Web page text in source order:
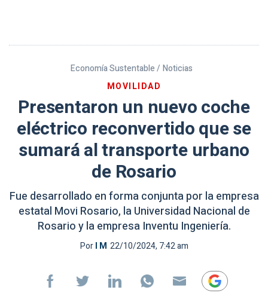
Economía Sustentable / Noticias
MOVILIDAD
Presentaron un nuevo coche
eléctrico reconvertido que se
sumará al transporte urbano
de Rosario
Fue desarrollado en forma conjunta por la empresa
estatal Movi Rosario, la Universidad Nacional de
Rosario y la empresa Inventu Ingeniería.
PorI M 22/10/2024, 7:42 am